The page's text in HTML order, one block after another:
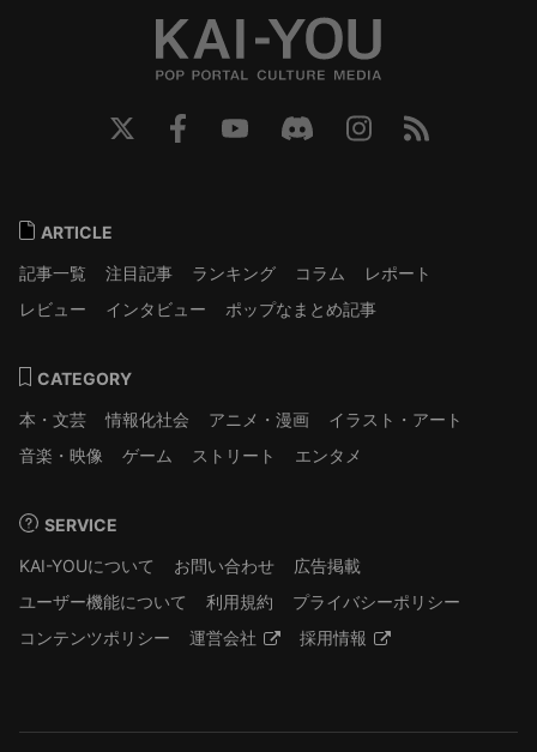
ARTICLE
記事一覧
注目記事 ランキング コラム
レポート
レビュー
インタビュー ポップなまとめ記事
CATEGORY
本・文芸
情報化社会 アニメ・漫画
イラスト・アート
音楽・映像
ゲーム ストリート エンタメ
SERVICE
KAI-YOUについて
お問い合わせ
広告掲載
ユーザー機能について
利用規約
プライバシーポリシー
コンテンツポリシー
運営会社 採用情報